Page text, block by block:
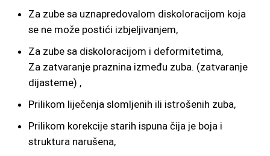
Za zube sa uznapredovalom diskoloracijom koja
se ne može postići izbjeljivanjem,
Za zube sa diskoloracijom i deformitetima,
Za zatvaranje praznina između zuba. (zatvaranje
dijasteme) ,
Prilikom liječenja slomljenih ili istrošenih zuba,
Prilikom korekcije starih ispuna čija je boja i
struktura narušena,